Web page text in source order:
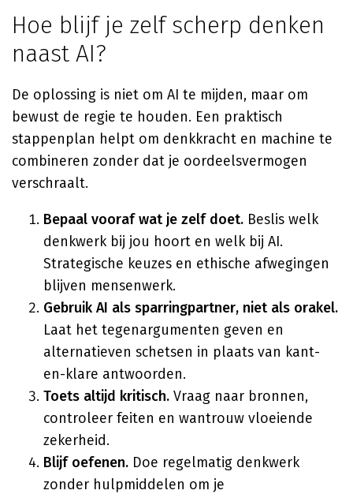
Hoe blijf je zelf scherp denken
naast AI?
De oplossing is niet om AI te mijden, maar om
bewust de regie te houden. Een praktisch
stappenplan helpt om denkkracht en machine te
combineren zonder dat je oordeelsvermogen
verschraalt.
Bepaal vooraf wat je zelf doet. Beslis welk
denkwerk bij jou hoort en welk bij AI.
Strategische keuzes en ethische afwegingen
blijven mensenwerk.
Gebruik AI als sparringpartner, niet als orakel.
Laat het tegenargumenten geven en
alternatieven schetsen in plaats van kant-
en-klare antwoorden.
Toets altijd kritisch. Vraag naar bronnen,
controleer feiten en wantrouw vloeiende
zekerheid.
Blijf oefenen. Doe regelmatig denkwerk
zonder hulpmiddelen om je